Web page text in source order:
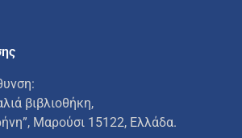
βιβλιοθήκη,
Μαρούσι 15122, Ελλάδα.